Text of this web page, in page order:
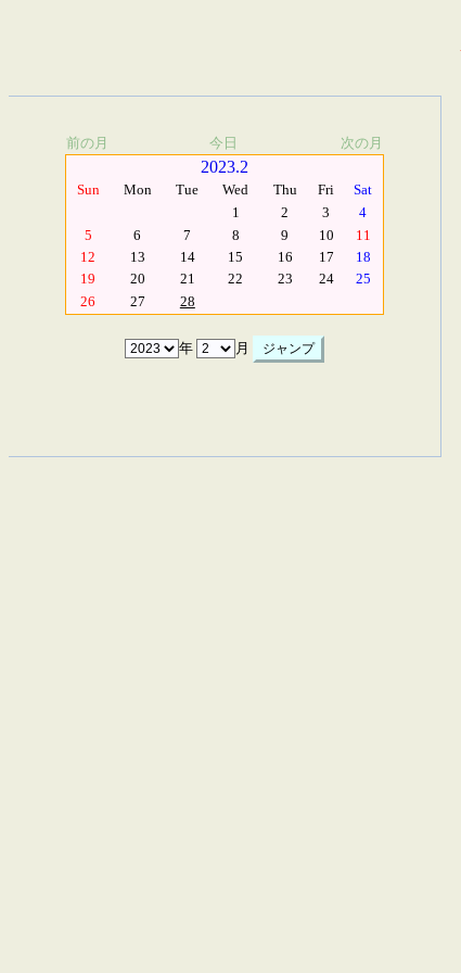
前の月 今日 次の月
2023.2
Sun Mon Tue Wed Thu Fri
Sat
1
2 3
4
5
6 7 8 9 10
11
12
13 14 15 16 17
18
19
20 21 22 23 24
25
26
27 28
年 月